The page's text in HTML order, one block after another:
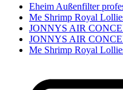
Eheim Außenfilter
Me Shrimp Royal
JONNYS AIR
JONNYS AIR
Me Shrimp Royal